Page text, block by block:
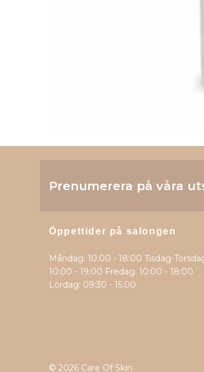
Prenumerera på våra
Öppettider på salongen
Måndag: 10:00 - 18:00 Tisdag-
10:00 - 19:00 Fredag: 10:00 - 18:00
Lördag: 09:30 - 15:00
© 2026 Care Of Skin